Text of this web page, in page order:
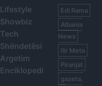
Lifestyle
Showbiz
Tech
Shëndetësi
Argetim
Enciklopedi
Edi Rama
Albania
News
Ilir Meta
Piranjat
gazeta,